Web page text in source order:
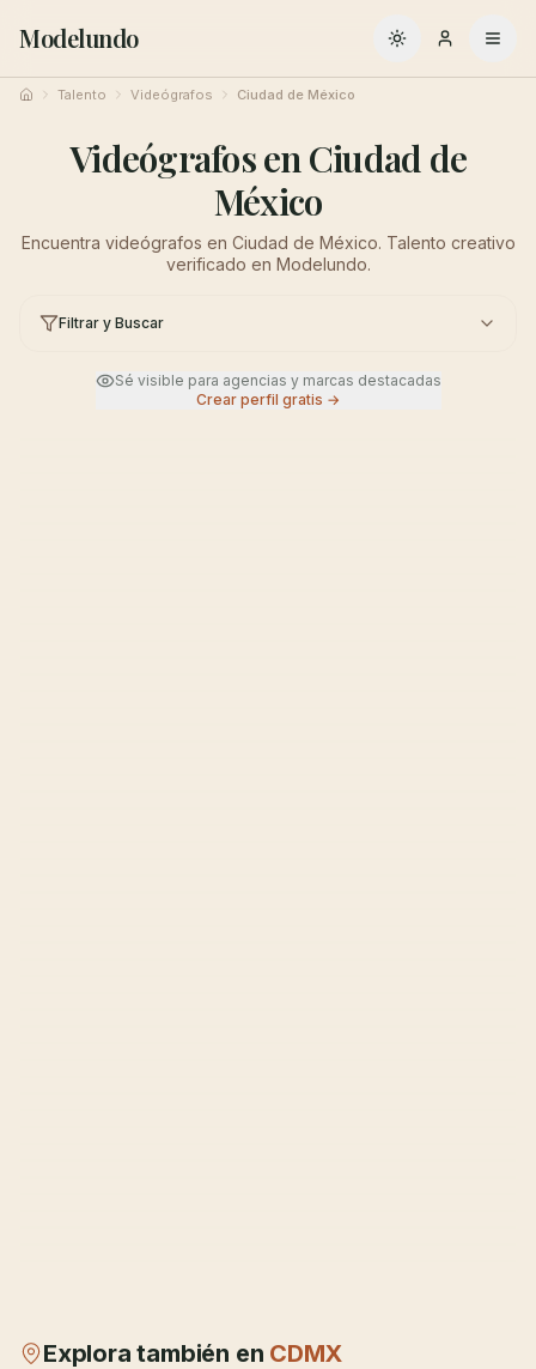
Modelundo Cambiar a oscuro
Inicio Talento Videógrafos Ciudad de México
Videógrafos en Ciudad de
México
Encuentra videógrafos en Ciudad de México. Talento creativo
verificado en Modelundo.
Filtrar y Buscar
Sé visible para agencias y marcas destacadas
Crear perfil gratis →
Explora también en CDMX